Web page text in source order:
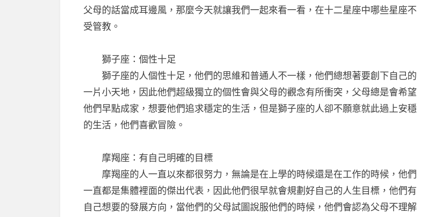
父母的話當成耳邊風，那麼今天就讓我們一起來看一看，在十二星座中哪些星座不
受管教。
獅子座：個性十足
獅子座的人個性十足，他們的思維和普通人不一樣，他們總想著要創下自己的
一片小天地，因此他們超級獨立的個性會與父母的觀念有所衝突，父母總是會希望
他們早點成家，想要他們追求穩定的生活，但是獅子座的人卻不願意就此過上安穩
的生活，他們喜歡冒險。
摩羯座：有自己明確的目標
摩羯座的人一直以來都很努力，無論是在上學的時候還是在工作的時候，他們
一直都是集體裡面的傑出代表，因此他們很早就會規劃好自己的人生目標，他們有
自己想要的發展方向，當他們的父母試圖說服他們的時候，他們會認為父母不理解